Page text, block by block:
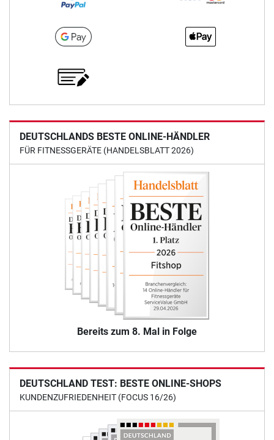
DEUTSCHLANDS BESTE ONLINE-HÄNDLER
FÜR FITNESSGERÄTE (HANDELSBLATT 2026)
Bereits zum 8. Mal in Folge
DEUTSCHLAND TEST: BESTE ONLINE-SHOPS
KUNDENZUFRIEDENHEIT (FOCUS 16/26)